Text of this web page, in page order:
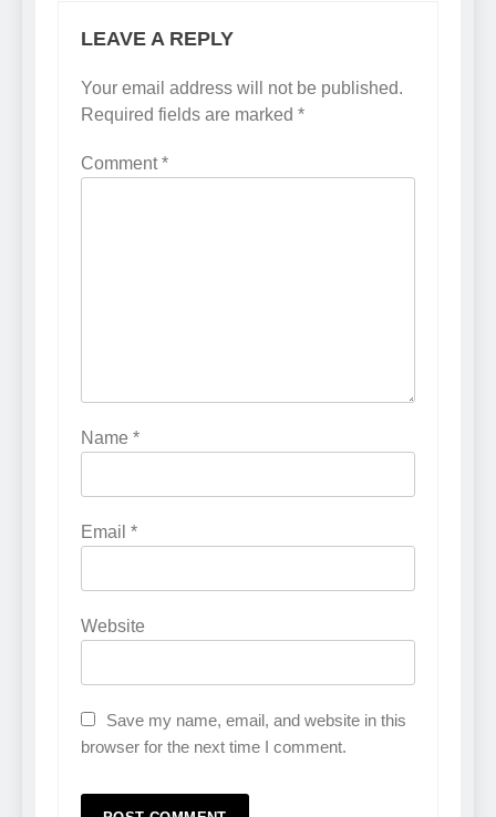
LEAVE A REPLY
Your email address will not be published.
Required fields are marked *
Comment*
Name *
Email *
Website
Save my name, email, and website in this
browser for the next time I comment.